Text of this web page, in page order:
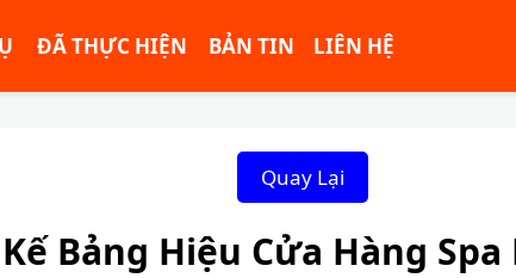
ĐÃ THỰC HIỆN BẢN TIN LIÊN HỆ
Quay Lại
Bảng Hiệu Cửa Hàng Spa